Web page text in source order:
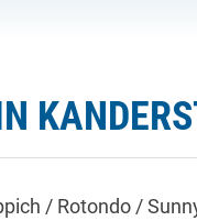
/ Rotondo /